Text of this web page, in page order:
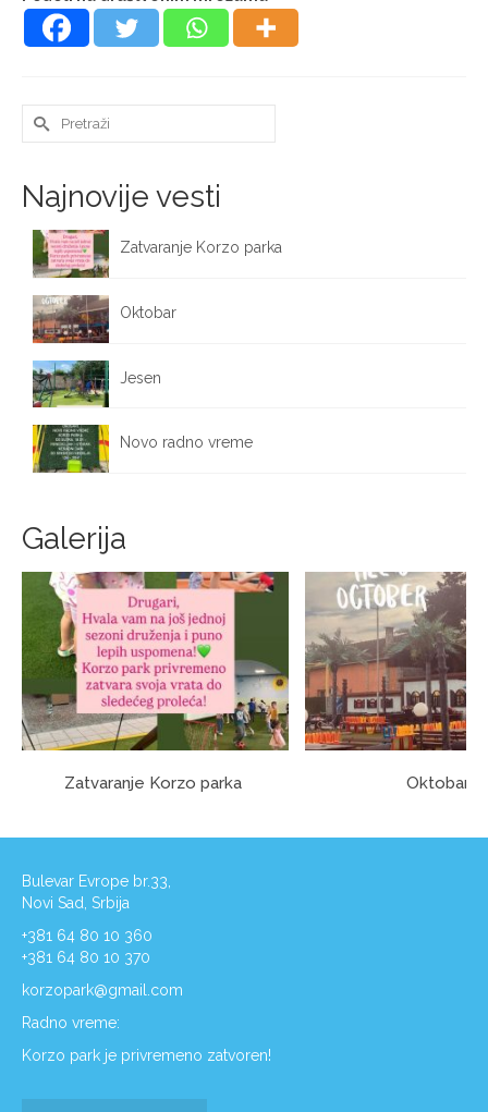
Search
for:
Najnovije vesti
Zatvaranje Korzo parka
Oktobar
Jesen
Novo radno vreme
Galerija
Zatvaranje Korzo parka Oktobar
Bulevar Evrope br.33,
Novi Sad, Srbija
+381 64 80 10 360
+381 64 80 10 370
korzopark@gmail.com
Radno vreme:
Korzo park je privremeno zatvoren!